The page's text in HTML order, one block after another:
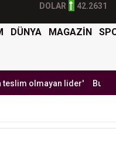
DOLAR 42.2631
DÜNYA MAGAZİN
lider' Burak Yılmaz'dan